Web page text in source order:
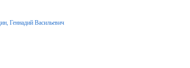
Геннадий Васильевич